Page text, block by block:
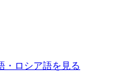
・ロシア語を見る